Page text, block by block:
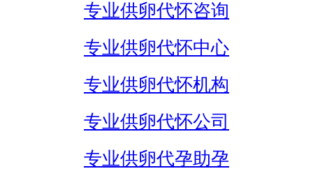
专业供卵代怀咨询
专业供卵代怀中心
专业供卵代怀机构
专业供卵代怀公司
专业供卵代孕助孕